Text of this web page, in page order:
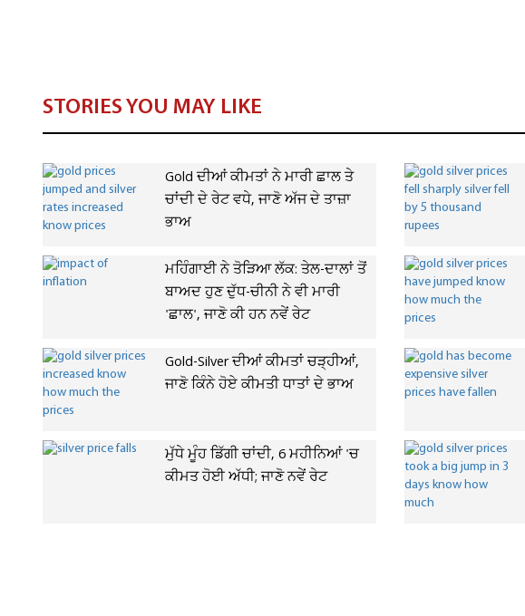
STORIES YOU MAY LIKE
Gold ਦੀਆਂ ਕੀਮਤਾਂ ਨੇ ਮਾਰੀ ਛਾਲ ਤੇ
ਚਾਂਦੀ ਦੇ ਰੇਟ ਵਧੇ, ਜਾਣੋ ਅੱਜ ਦੇ ਤਾਜ਼ਾ
ਭਾਅ
ਮਹਿੰਗਾਈ ਨੇ ਤੋੜਿਆ ਲੱਕ: ਤੇਲ-ਦਾਲਾਂ ਤੋਂ
ਬਾਅਦ ਹੁਣ ਦੁੱਧ-ਚੀਨੀ ਨੇ ਵੀ ਮਾਰੀ
'ਛਾਲ', ਜਾਣੋ ਕੀ ਹਨ ਨਵੇਂ ਰੇਟ
Gold-Silver ਦੀਆਂ ਕੀਮਤਾਂ ਚੜ੍ਹੀਆਂ,
ਜਾਣੋ ਕਿੰਨੇ ਹੋਏ ਕੀਮਤੀ ਧਾਤਾਂ ਦੇ ਭਾਅ
ਮੁੱਧੇ ਮੂੰਹ ਡਿੱਗੀ ਚਾਂਦੀ, 6 ਮਹੀਨਿਆਂ 'ਚ
ਕੀਮਤ ਹੋਈ ਅੱਧੀ; ਜਾਣੋ ਨਵੇਂ ਰੇਟ